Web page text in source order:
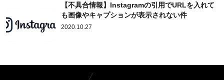
【不具合情報】Instagramの引用でURLを入れて
も画像やキャプションが表示されない件
2020.10.27